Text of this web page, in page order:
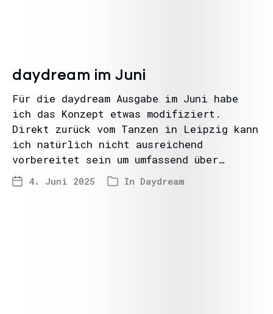
daydream im Juni
Für die daydream Ausgabe im Juni habe
ich das Konzept etwas modifiziert.
Direkt zurück vom Tanzen in Leipzig kann
ich natürlich nicht ausreichend
vorbereitet sein um umfassend über…
4. Juni 2025 In Daydream